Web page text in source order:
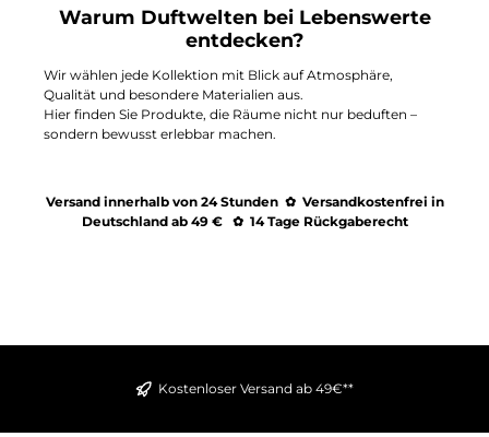
Warum Duftwelten bei Lebenswerte
entdecken?
Wir wählen jede Kollektion mit Blick auf Atmosphäre,
Qualität und besondere Materialien aus.
Hier finden Sie Produkte, die Räume nicht nur beduften –
sondern bewusst erlebbar machen.
Versand innerhalb von 24 Stunden ✿ Versandkostenfrei in
Deutschland ab 49 € ✿ 14 Tage Rückgaberecht
Kostenloser Versand ab 49€**